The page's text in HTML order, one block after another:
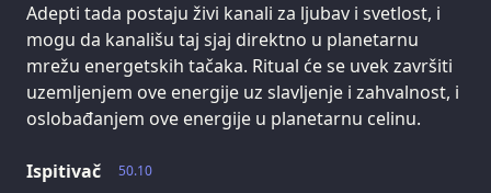
Adepti tada postaju živi kanali za ljubav i svetlost, i
mogu da kanališu taj sjaj direktno u planetarnu
mrežu energetskih tačaka. Ritual će se uvek završiti
uzemljenjem ove energije uz slavljenje i zahvalnost, i
oslobađanjem ove energije u planetarnu celinu.
50.10
Ispitivač